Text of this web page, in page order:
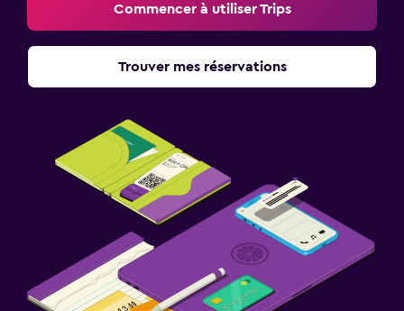
Commencer à utiliser Trips
Trouver mes réservations